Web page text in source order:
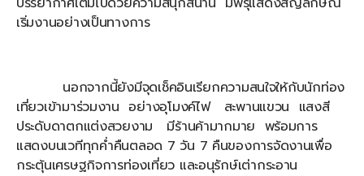
เริ่มงานอย่างเป็นทางการ
นอกจากนี้ยังมีจุดเช็คอินเรียกความสนใจให้กับนักท่อง
เที่ยวเข้ามาร่วมงาน อย่างอุโมงค์ไฟ สะพานแขวน แสงสี
ประดับดาตกแต่งสวยงาม มีร้านค้ามากมาย พร้อมการ
แสดงบนเวทีทุกค่ำคืนตลอด 7 วัน 7 คืนของการจัดงานเพื่อ
กระตุ้นเศรษฐกิจการท่องเที่ยว และอนุรักษ์เต่ากระอาน